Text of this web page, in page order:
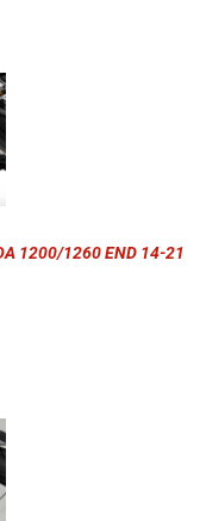
1200/1260 END 14-21